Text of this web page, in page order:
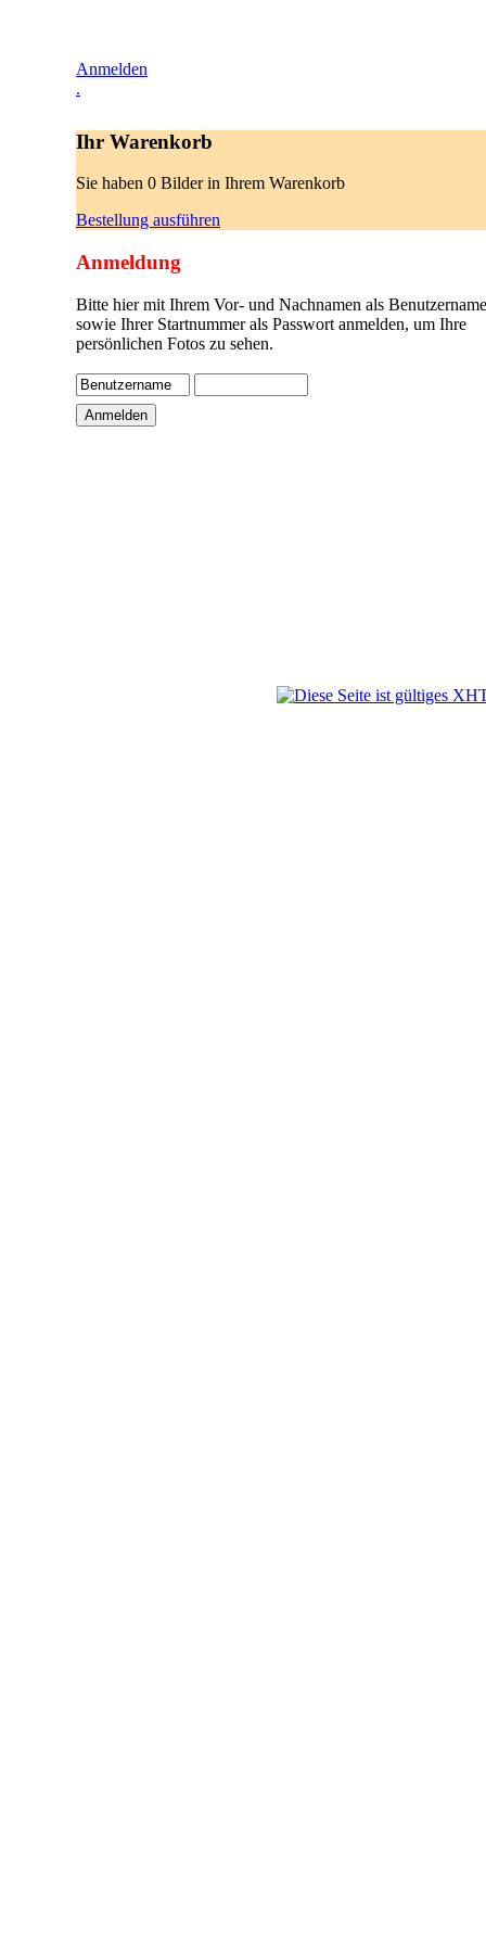
Anmelden
.
Ihr Warenkorb
Sie haben 0 Bilder in Ihrem Warenkorb
Bestellung ausführen
Anmeldung
Bitte hier mit Ihrem Vor- und Nachnamen als
sowie Ihrer Startnummer als Passwort anmelden, um Ihre
persönlichen Fotos zu sehen.